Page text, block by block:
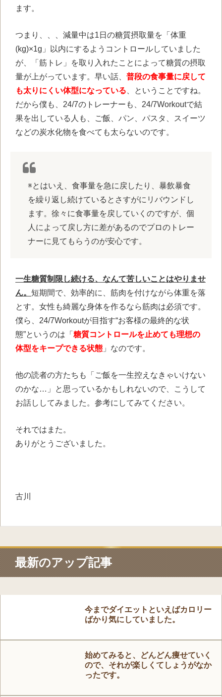
ます。
つまり、、、減量中は1日の糖質摂取量を「体重
(kg)×1g」以内にするようコントロールしていました
が、「筋トレ」を取り入れたことによって糖質の摂取
量が上がっています。早い話、 普段の食事量に戻して
も太りにくい体型になっている 、ということですね。
だから僕も、24/7のトレーナーも、24/7Workoutで結
果を出している人も、ご飯、パン、パスタ、スイーツ
などの炭水化物を食べても太らないのです。
※とはいえ、食事量を急に戻したり、暴飲暴食
を繰り返し続けているとさすがにリバウンドし
ます。徐々に食事量を戻していくのですが、個
人によって戻し方に差があるのでプロのトレー
ナーに見てもらうのが安心です。
一生糖質制限し続ける、なんて苦しいことはやりませ
ん。 短期間で、効率的に、筋肉を付けながら体重を落
とす。女性も綺麗な身体を作るなら筋肉は必須です。
僕ら、24/7Workoutが目指す“お客様の最終的な状
態”というのは「 糖質コントロールを止めても理想の
体型をキープできる状態 」なのです。
他の読者の方たちも「ご飯を一生控えなきゃいけない
のかな…」と思っているかもしれないので、こうして
お話ししてみました。参考にしてみてください。
それではまた。
ありがとうございました。
古川
最新のアップ記事
今までダイエットといえばカロリー
ばかり気にしていました。
始めてみると、どんどん痩せていく
ので、それが楽しくてしょうがなか
ったです。